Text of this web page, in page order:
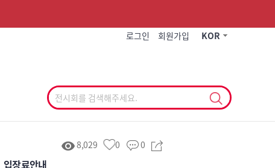
로그인 회원가입 KOR
8,029 0 0
입장료안내